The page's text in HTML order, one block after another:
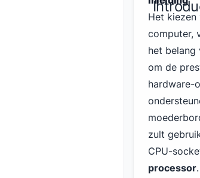
Het
computer,
het belang
om de
hardware-
zult
CPU-
processor